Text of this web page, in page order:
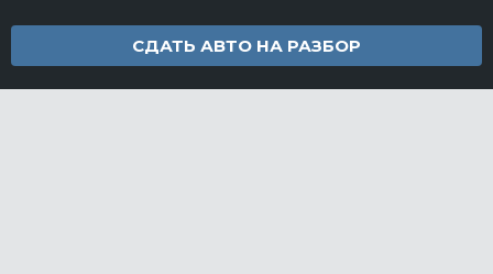
СДАТЬ АВТО НА РАЗБОР